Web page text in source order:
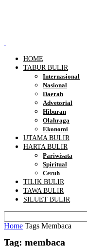
HOME
TABUR BULIR
Internasional
Nasional
Daerah
Advetorial
Hiburan
Olahraga
Ekonomi
UTAMA BULIR
HARTA BULIR
Pariwisata
Spiritual
Ceruh
TILIK BULIR
TAWA BULIR
SILUET BULIR
Home Tags Membaca
Tag: membaca